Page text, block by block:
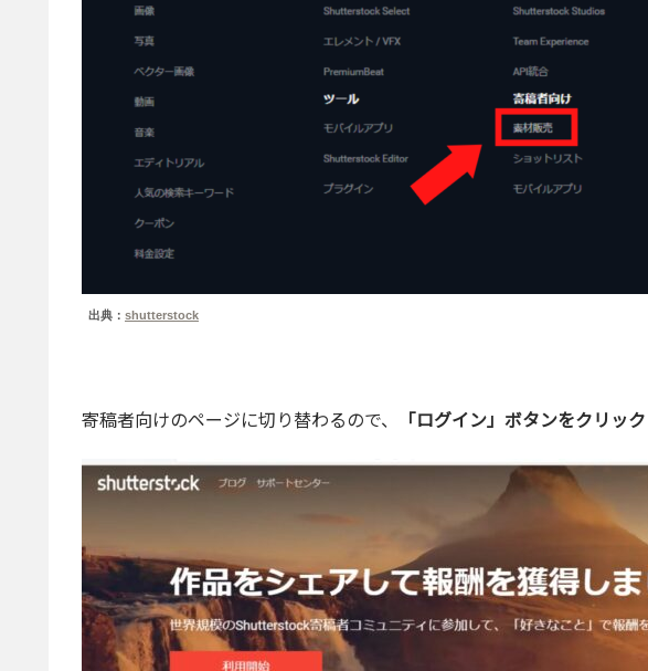
出典： shutterstock
寄稿者向けのページに切り替わるので、 「ログイン」ボタンをクリック